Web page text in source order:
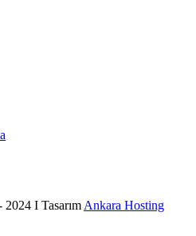
I Tasarım Ankara Hosting